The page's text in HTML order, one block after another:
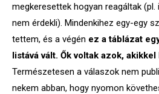
megkeresettek hogyan reagáltak (pl.
nem érdekli). Mindenkihez egy-egy
tettem, és a végén ez a táblázat
listává vált. Ők voltak azok,
Természetesen a válaszok nem
nekem abban, hogy nyomon